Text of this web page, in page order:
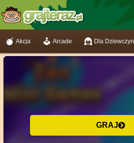
Akcja Arcade Dla Dziewczyn
GRAJ